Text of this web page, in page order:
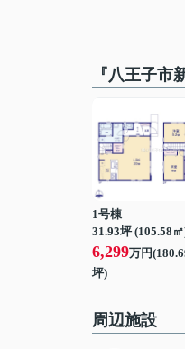
『八王子
1号棟
31.93坪 (105.58
6,299万円
坪)
周辺施設